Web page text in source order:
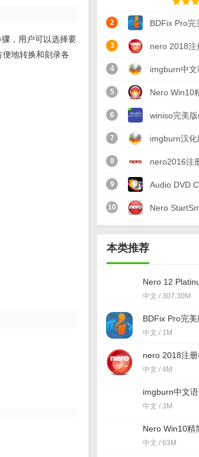
，用户可以选择要
地转换和刻录各
2 BDFix Pro完
册机)
3 nero 2018注
(nero2018序
最新版
4 imgburn中
美汉化
5 Nero Win10
列号) v10.0
6 winiso完美
v6.4.1.5 中
7 imgburn汉
v2.5.8.0 注
8 nero2016注
nero16最新
v17.0.02000
9 Audio DVD
版(DVD音频
10 Nero
本类推荐
Nero 12
号)
中文 / 307.30M
BDFix Pro完
v1.8.2.0 免费版
中文 / 1M
nero 2018注
列号大全) 最新
中文 / 4M
imgburn中文
imgburn) 免费版
中文 / 3M
Nero Win10精
v10.0
中文 / 63M